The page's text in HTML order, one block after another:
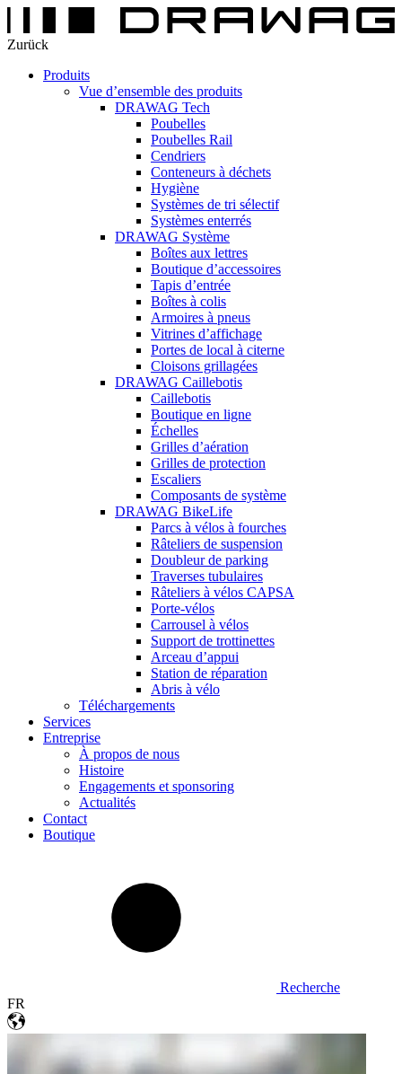
Zurück
Produits
Vue d’ensemble des produits
DRAWAG Tech
Poubelles
Poubelles Rail
Cendriers
Conteneurs à déchets
Hygiène
Systèmes de tri sélectif
Systèmes enterrés
DRAWAG Système
Boîtes aux lettres
Boutique d’accessoires
Tapis d’entrée
Boîtes à colis
Armoires à pneus
Vitrines d’affichage
Portes de local à citerne
Cloisons grillagées
DRAWAG Caillebotis
Caillebotis
Boutique en ligne
Échelles
Grilles d’aération
Grilles de protection
Escaliers
Composants de système
DRAWAG BikeLife
Parcs à vélos à fourches
Râteliers de suspension
Doubleur de parking
Traverses tubulaires
Râteliers à vélos CAPSA
Porte-vélos
Carrousel à vélos
Support de trottinettes
Arceau d’appui
Station de réparation
Abris à vélo
Téléchargements
Services
Entreprise
À propos de nous
Histoire
Engagements et sponsoring
Actualités
Contact
Boutique
Recherche
FR